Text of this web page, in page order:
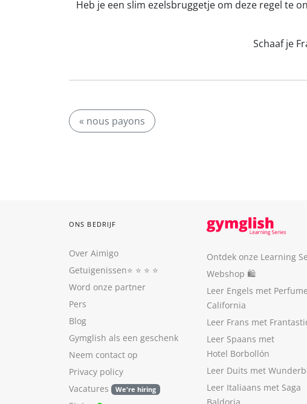
Heb je een slim ezelsbruggetje om deze regel te
Schaaf je
« nous payons
ONS BEDRIJF
Over Aimigo
Getuigenissen⭐️ ⭐️ ⭐️ ⭐️
Word onze partner
Pers
Blog
Gymglish als een geschenk
Neem contact op
Privacy policy
Vacatures
We're hiring
Ontdek onze Learning
Webshop 🛍
Leer Engels met Perfume
California
Leer Frans met
Leer Spaans met
Hotel Borbollón
Leer Duits met
Leer Italiaans met Saga